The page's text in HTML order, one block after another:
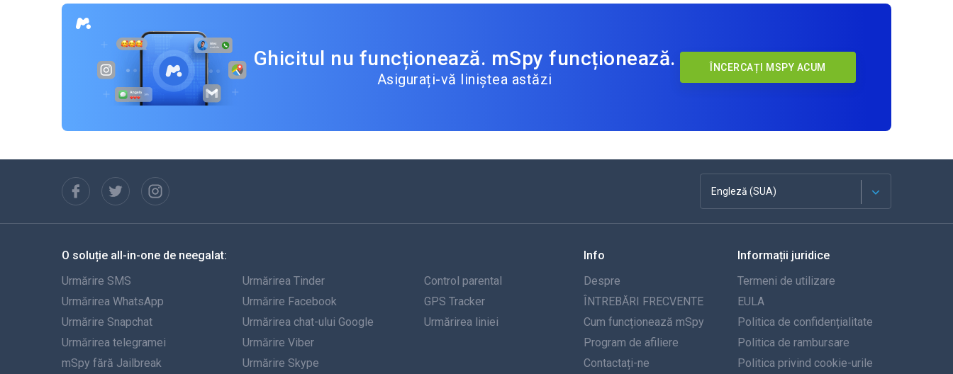
Ghicitul nu funcționează. mSpy funcționează.
Asigurați-vă liniștea astăzi
ÎNCERCAȚI MSPY ACUM
Engleză (SUA)
Franceză
Español
Portugheză
Italiană
O soluție all-in-one de neegalat:
Urmărire SMS
Urmărirea WhatsApp
Urmărire Snapchat
Urmărirea telegramei
mSpy fără Jailbreak
Urmărirea Tinder
Urmărire Facebook
Urmărirea chat-ului Google
Urmărire Viber
Urmărire Skype
Control parental
GPS Tracker
Urmărirea liniei
Info
Despre
ÎNTREBĂRI FRECVENTE
Cum funcționează mSpy
Program de afiliere
Contactați-ne
Informații juridice
Termeni de utilizare
EULA
Politica de confidențialitate
Politica de rambursare
Politica privind cookie-urile